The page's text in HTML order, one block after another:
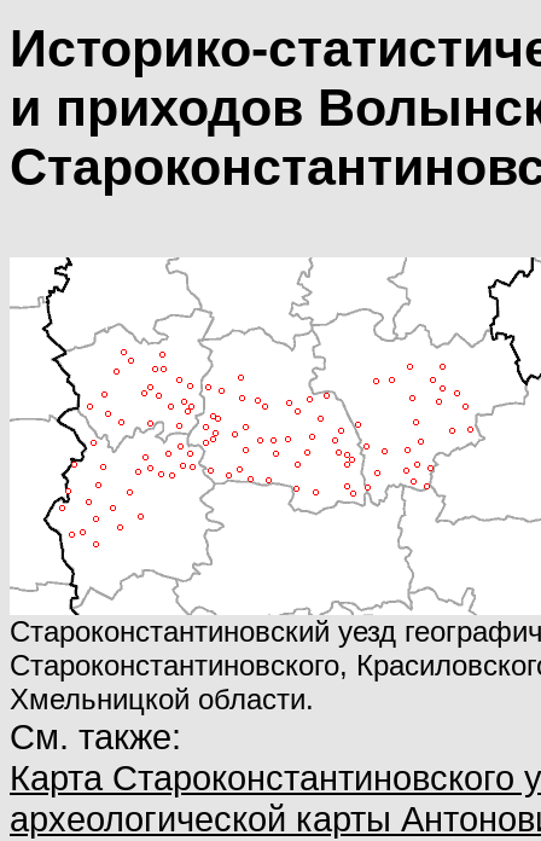
Историко-
и приходов
Староконстантиновский уезд
Староконстантиновского,
Хмельницкой области.
См. также:
Карта
археологической карты